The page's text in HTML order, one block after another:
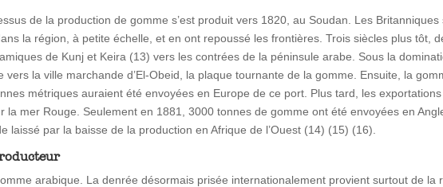
de la production de gomme s’est produit vers 1820, au Soudan. Les
la région, à petite échelle, et en ont repoussé les frontières. Trois siècles plus tôt,
de Kunj et Keira (13) vers les contrées de la péninsule arabe. Sous la
la ville marchande d’El-Obeid, la plaque tournante de la gomme. Ensuite, la
métriques auraient été envoyées en Europe de ce port. Plus tard, les exportations
mer Rouge. Seulement en 1881, 3000 tonnes de gomme ont été envoyées en
par la baisse de la production en Afrique de l’Ouest (14) (15) (16).
arabique. La denrée désormais prisée internationalement provient surtout de la